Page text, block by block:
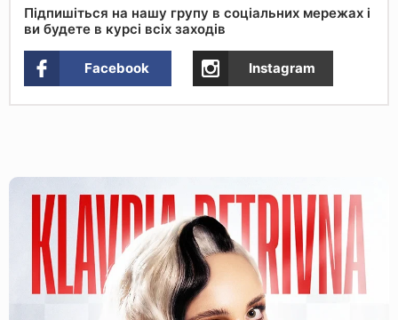
Підпишіться на нашу групу в соціальних мережах і
ви будете в курсі всіх заходів
Facebook Instagram